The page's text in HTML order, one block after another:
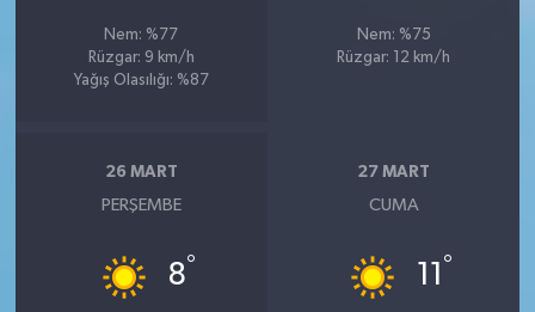
Nem: %77
Rüzgar: 9 km/h
Yağış Olasılığı: %87
Nem: %75
Rüzgar: 12 km/h
26 MART
PERŞEMBE
8°
27 MART
CUMA
11 °